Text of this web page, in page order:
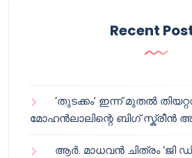
Recent
‘തുടക്കം’ ഇന്ന് മുതൽ
മോഹൻലാലിന്റെ ബിഗ് സ്ക്രീൻ
ആർ. മാധവൻ ചിത്രം ‘ജി